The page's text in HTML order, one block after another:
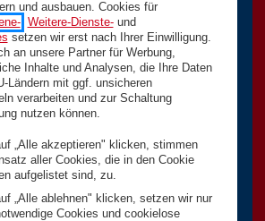
und ausbauen. Cookies für
, Weitere-Dienste-und
setzen wir erst nach Ihrer Einwilligung.
an unsere Partner für Werbung,
Inhalte und Analysen, die Ihre Daten
Ländern mit ggf. unsicheren
verarbeiten und zur Schaltung
nutzen können.
„Alle akzeptieren" klicken, stimmen
aller Cookies, die in den Cookie
aufgelistet sind, zu.
„Alle ablehnen" klicken, setzen wir nur
Cookies und cookielose